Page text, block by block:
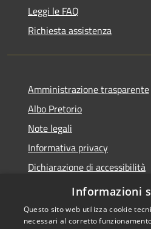
Leggi le FAQ
Richiesta assistenza
Amministrazione trasparente
Albo Pretorio
Note legali
Informativa privacy
Dichiarazione di accessibilità
Obiettivi di accessibilità
Informazioni
Questo sito web utilizza cookie
necessari al corretto